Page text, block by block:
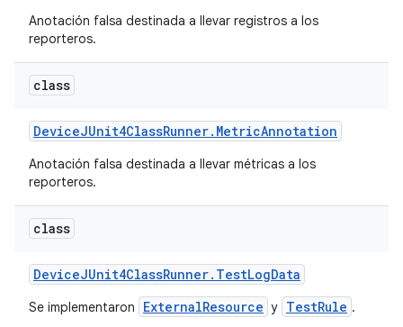
Anotación falsa destinada a llevar registros a los
reporteros.
class
DeviceJUnit4ClassRunner. MetricAnnotation
Anotación falsa destinada a llevar métricas a los
reporteros.
class
DeviceJUnit4ClassRunner. TestLogData
Se implementaron ExternalResource y TestRule .